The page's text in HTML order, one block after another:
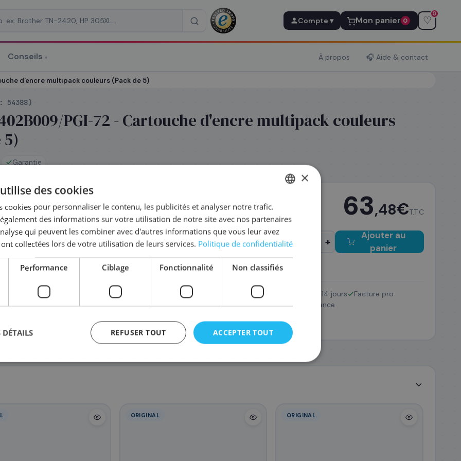
Compte ▾ Mon panier 0 ♡
0
Conseils ▾ À propos 🎧 Aide & contact
d'encre multipack couleurs (Pack de 5)
54388)
PGI-72 - Cartouche d'encre multipack couleurs
5)
Garantie
même — commandez avant 14h 63,48€T.T.C
+
Ajouter au
panier
sériePGI-72
72M
€
6408B001/PGI-72PM
17,88 €
6406B001/PGI-72Y
17,88 €
6403B007/PGI-72 Pack
63,48 €
Retour 14 jours
Facture pro
SAV France
ORIGINAL ORIGINAL
ENGLISH
×
des cookies
cookies pour personnaliser le contenu, les publicités et analyser notre trafic.
des informations sur votre utilisation de notre site avec nos partenaires
qui peuvent les combiner avec d'autres informations que vous leur avez
collectées lors de votre utilisation de leurs services. Politique de confidentialité
Performance Ciblage Fonctionnalité Non classifiés
ACCEPTER TOUT
REFUSER TOUT
DÉTAILS